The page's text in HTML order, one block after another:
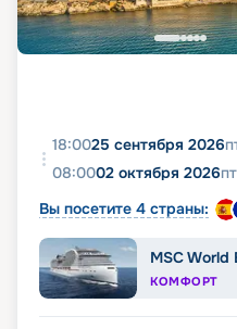
18:0025 сентября 2026
08:0002 октября 2026пт
Вы посетите 4 страны:
MSC World
КОМФОРТ